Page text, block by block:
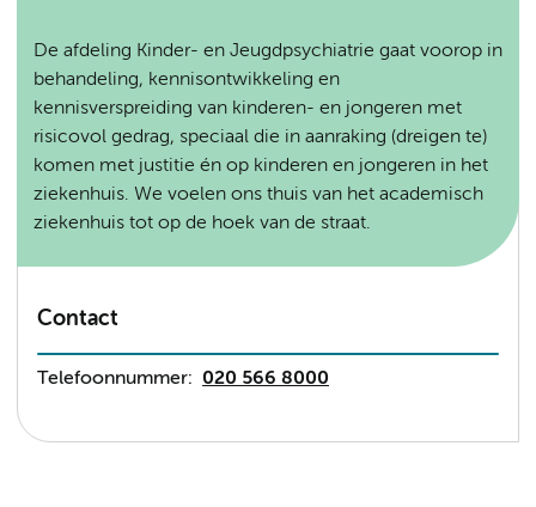
De afdeling Kinder- en Jeugdpsychiatrie gaat voorop in
behandeling, kennisontwikkeling en
kennisverspreiding van kinderen- en jongeren met
risicovol gedrag, speciaal die in aanraking (dreigen te)
komen met justitie én op kinderen en jongeren in het
ziekenhuis. We voelen ons thuis van het academisch
ziekenhuis tot op de hoek van de straat.
Contact
Telefoonnummer: 020 566 8000